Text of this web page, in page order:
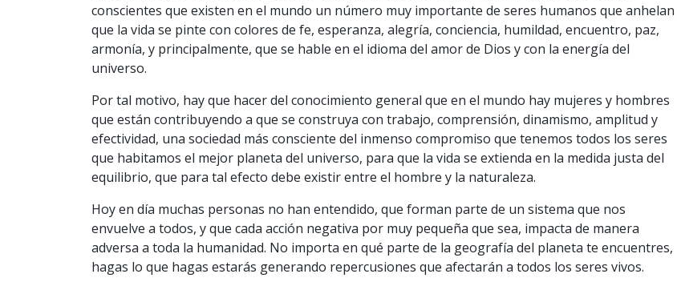
conscientes que existen en el mundo un número muy importante de seres humanos que anhelan
que la vida se pinte con colores de fe, esperanza, alegría, conciencia, humildad, encuentro, paz,
armonía, y principalmente, que se hable en el idioma del amor de Dios y con la energía del
universo.
Por tal motivo, hay que hacer del conocimiento general que en el mundo hay mujeres y hombres
que están contribuyendo a que se construya con trabajo, comprensión, dinamismo, amplitud y
efectividad, una sociedad más consciente del inmenso compromiso que tenemos todos los seres
que habitamos el mejor planeta del universo, para que la vida se extienda en la medida justa del
equilibrio, que para tal efecto debe existir entre el hombre y la naturaleza.
Hoy en día muchas personas no han entendido, que forman parte de un sistema que nos
envuelve a todos, y que cada acción negativa por muy pequeña que sea, impacta de manera
adversa a toda la humanidad. No importa en qué parte de la geografía del planeta te encuentres,
hagas lo que hagas estarás generando repercusiones que afectarán a todos los seres vivos.